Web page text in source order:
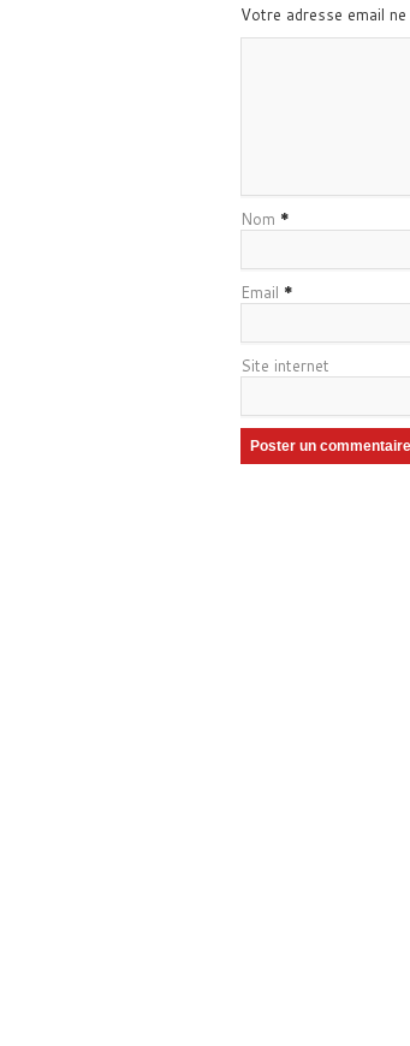
Votre adresse email
Nom *
Email *
Site internet